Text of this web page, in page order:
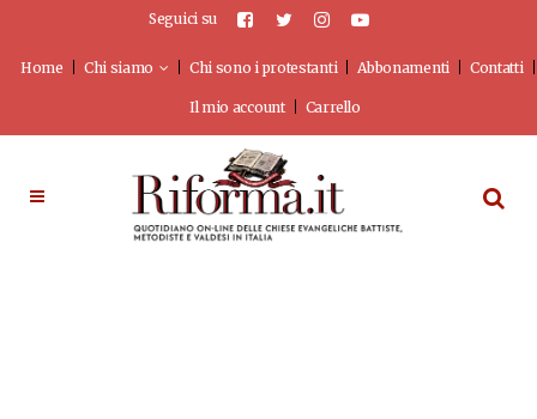
Seguici su
Home Chi siamo Chi sono i protestanti Abbonamenti Contatti
Il mio account Carrello